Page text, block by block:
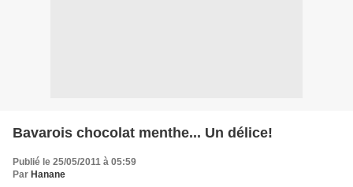
Bavarois chocolat menthe... Un délice!
Publié le 25/05/2011 à 05:59
Par Hanane